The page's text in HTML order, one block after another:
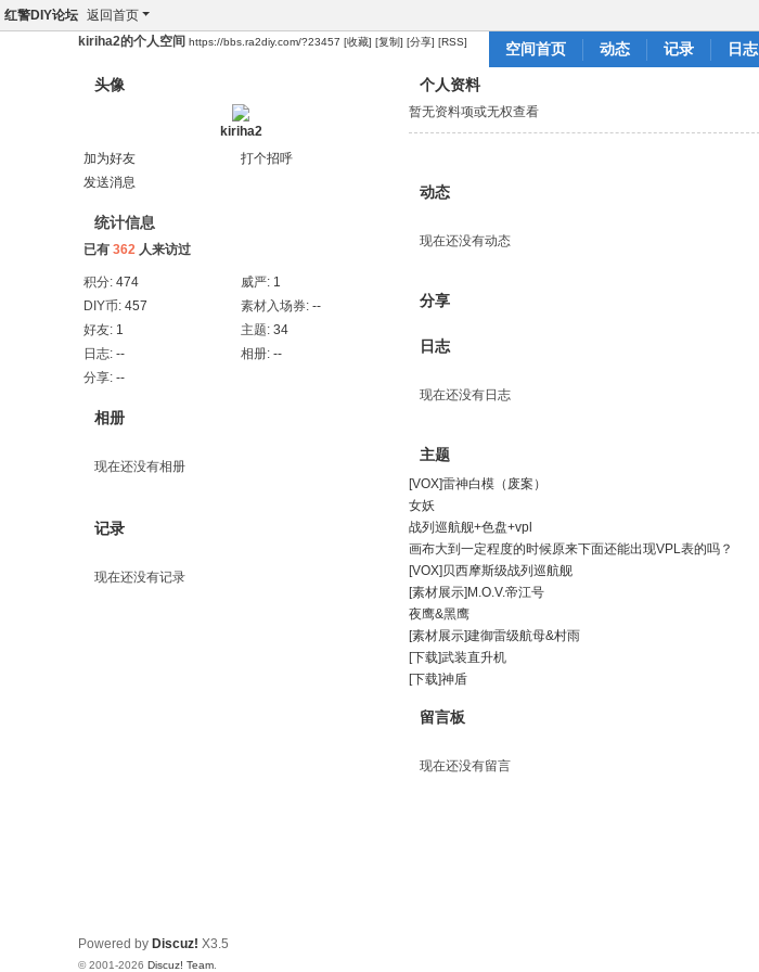
红警DIY论坛 返回首页
kiriha2的个人空间 https://bbs.ra2diy.com/?23457 [收藏] [复制] [分享] [RSS] 空间首页 动态 记录 日志
头像
kiriha2
加为好友
打个招呼
发送消息
统计信息
已有 362 人来访过
积分: 474 威严: 1
DIY币: 457 素材入场券: --
好友: 1 主题: 34
日志: -- 相册: --
分享: --
相册
现在还没有相册
记录
现在还没有记录
个人资料
暂无资料项或无权查看
动态
现在还没有动态
分享
日志
现在还没有日志
主题
[VOX]雷神白模（废案）
女妖
战列巡航舰+色盘+vpl
画布大到一定程度的时候原来下面还能出现VPL表的吗？
[VOX]贝西摩斯级战列巡航舰
[素材展示]M.O.V.帝江号
夜鹰&黑鹰
[素材展示]建御雷级航母&村雨
[下载]武装直升机
[下载]神盾
留言板
现在还没有留言
Powered by Discuz! X3.5
© 2001-2026 Discuz! Team